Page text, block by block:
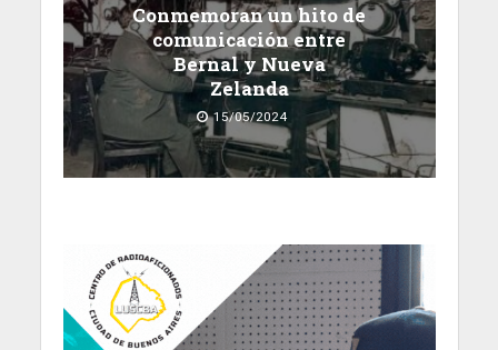
Conmemoran un hito de
comunicación entre
Bernal y Nueva
Zelanda
15/05/2024